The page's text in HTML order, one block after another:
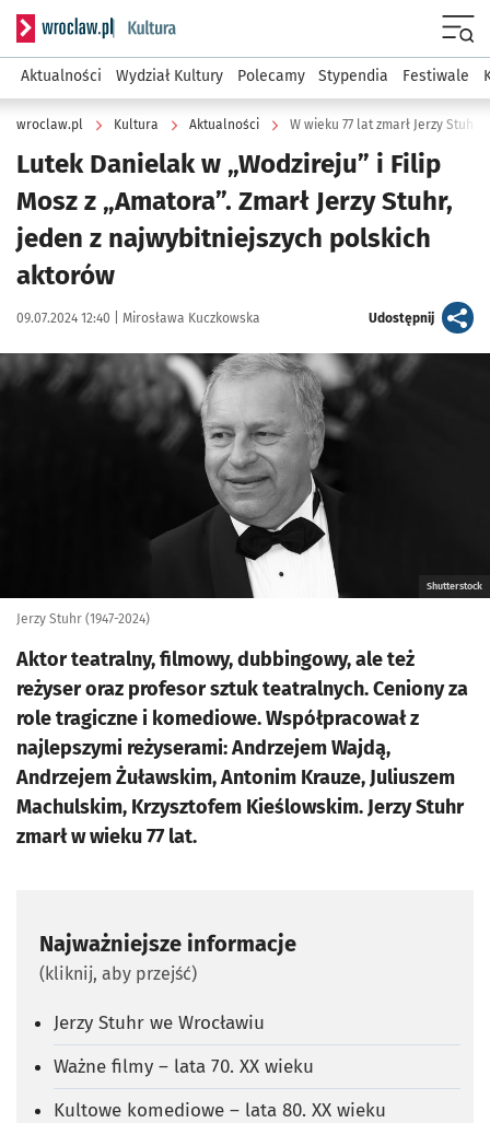
Serwis informacyjny wroclaw.pl podserwis: Kultura
Aktualności Wydział Kultury Polecamy Stypendia Festiwale
wroclaw.pl Kultura Aktualności W wieku 77 lat zmarł Jerzy Stuhr
Lutek Danielak w „Wodzireju” i Filip
Mosz z „Amatora”. Zmarł Jerzy Stuhr,
jeden z najwybitniejszych polskich
aktorów
Data publikacji:
09.07.2024 12:40 | Autor:
Mirosława Kuczkowska Udostępnijartykuł
Kliknij, aby powiększyć
Shutterstock
Jerzy Stuhr (1947-2024)
Aktor teatralny, filmowy, dubbingowy, ale też
reżyser oraz profesor sztuk teatralnych. Ceniony za
role tragiczne i komediowe. Współpracował z
najlepszymi reżyserami: Andrzejem Wajdą,
Andrzejem Żuławskim, Antonim Krauze, Juliuszem
Machulskim, Krzysztofem Kieślowskim. Jerzy Stuhr
zmarł w wieku 77 lat.
Najważniejsze informacje
(kliknij, aby przejść)
Jerzy Stuhr we Wrocławiu
Ważne filmy – lata 70. XX wieku
Kultowe komediowe – lata 80. XX wieku